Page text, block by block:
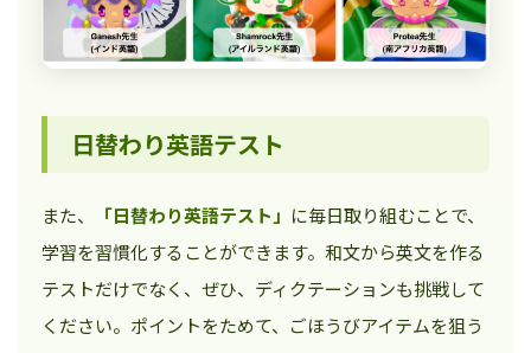
日替わり英語テスト
また、 「日替わり英語テスト」 に毎日取り組むことで、
学習を習慣化することができます。和文から英文を作る
テストだけでなく、ぜひ、ディクテーションも挑戦して
ください。ポイントをためて、ごほうびアイテムを狙う